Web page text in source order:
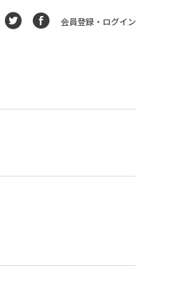
会員登録・ログイン